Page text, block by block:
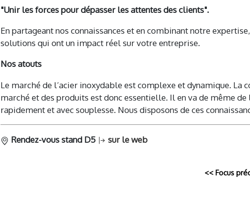
"Unir les forces pour dépasser les attentes des clients".
En partageant nos connaissances et en combinant notre
solutions qui ont un impact réel sur votre entreprise.
Nos atouts
Le marché de l’acier inoxydable est complexe et dynamique. La
marché et des produits est donc essentielle. Il en va de même de
rapidement et avec souplesse. Nous disposons de ces
Rendez-vous stand D5 sur le web
<< Focus